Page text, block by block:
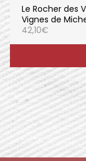
Le Rocher des
Vignes de
42,10€